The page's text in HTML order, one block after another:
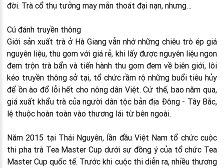
đời. Trà cổ thụ tưởng may mắn thoát đại nạn, nhưng…
Cú đánh truyền thông
Giới sản xuất trà ở Hà Giang vẫn nhớ những chiêu trò ép giá
nguyên liệu, thu gom với giá rẻ, khi lấy được nguyên liệu ngon
đem trộn trà bẩn và tiến hành thu gom đem về biên giới, lôi
kéo truyền thông sở tại, tổ chức rầm rộ những buổi tiêu hủy
để ồn ào đổ lỗi hết cho nông dân Việt. Cứ thế, bao năm qua,
giá xuất khẩu trà của người dân tộc bản địa Đông - Tây Bắc,
lệ thuộc hoàn toàn vào thương lái từ bên ngoài.
Năm 2015 tại Thái Nguyên, lần đầu Việt Nam tổ chức cuộc
thi pha trà Tea Master Cup dưới sự đồng ý của tổ chức Tea
Master Cup quốc tế. Trước khi cuộc thi diễn ra, nhiều thương